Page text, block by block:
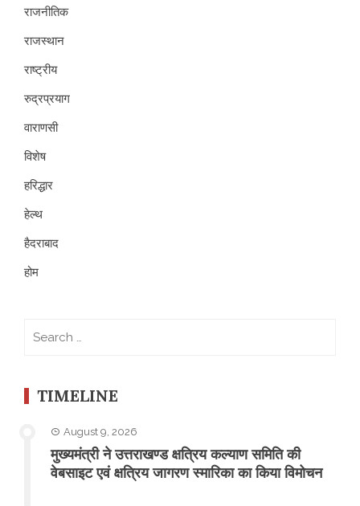
राजनीतिक
राजस्थान
राष्ट्रीय
रुद्रप्रयाग
वाराणसी
विशेष
हरिद्धार
हेल्थ
हैदराबाद
होम
TIMELINE
August 9, 2026
मुख्यमंत्री ने उत्तराखण्ड क्षत्रिय कल्याण समिति की
वेबसाइट एवं क्षत्रिय जागरण स्मारिका का किया विमोचन